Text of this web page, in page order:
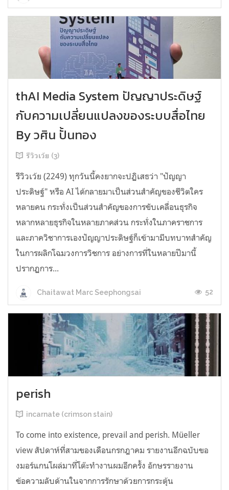
thAI Media System ปัญญาประดิษฐ์
กับความเปลี่ยนแปลงของระบบสื่อไทย
By วศิน ปั้นทอง
รีวิวเว้ย (3)
รีวิวเว้ย (2249) ทุกวันนี้คงยากจะปฏิเสธว่า "ปัญญา
ประดิษฐ์" หรือ AI ได้กลายมาเป็นส่วนสำคัญของชีวิตใคร
หลายคน กระทั่งเป็นส่วนสำคัญของการขับเคลื่อนธุรกิจ
หลากหลายธุรกิจในหลายภาคส่วน กระทั่งในภาคราชการ
และภาควิชาการเองปัญญาประดิษฐ์ก็เข้ามามีบทบาทสำคัญ
ในการผลิกโฉมวงการวิชการ อย่างการที่ในหลายปีมานี้
ปรากฏการ...
Chaitawat Marc Seephongsai 52
perish
incarnate (crimson stain)
To come into existence, prevail and perish. Müeller
view สัปดาห์ที่สามของเดือนกรกฎาคม รายงานอีกฉบับขอ
งมอร์แกนโผล่มาที่โต๊ะทำงานผมอีกครั้ง อักษรรายงาน
ข้อความลับด้านในจากการรักษาด้วยการกระตุ้น